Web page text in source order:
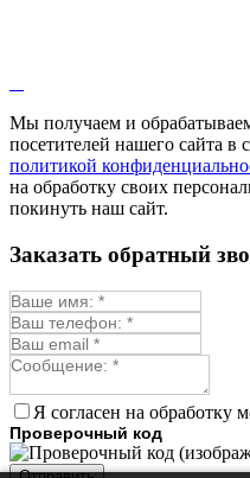
Мы получаем и
посетителей нашего сайта в
политикой
на обработку своих
покинуть наш сайт.
Заказать обратный
Я согласен на обработку
Проверочный код